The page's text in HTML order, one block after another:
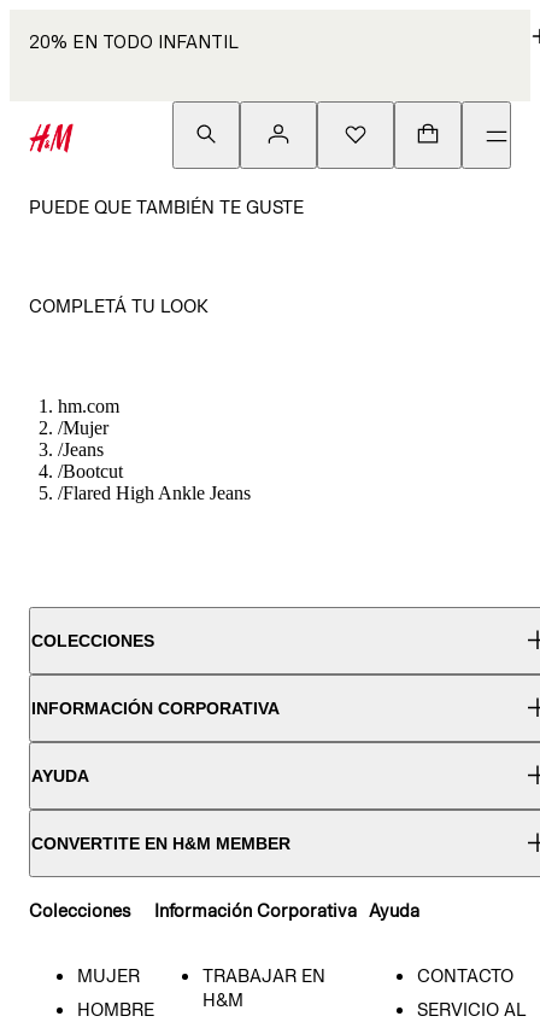
20% EN TODO INFANTIL
PUEDE QUE TAMBIÉN TE GUSTE
COMPLETÁ TU LOOK
hm.com
/Mujer
/Jeans
/Bootcut
/Flared High Ankle Jeans
COLECCIONES
INFORMACIÓN CORPORATIVA
AYUDA
CONVERTITE EN H&M MEMBER
Colecciones
MUJER
HOMBRE
Información Corporativa
TRABAJAR EN
H&M
Ayuda
CONTACTO
SERVICIO AL